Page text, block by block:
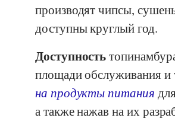
производят чипсы,
доступны круглый год.
Доступность
площади обслуживания и
на продукты питания
а также нажав на их